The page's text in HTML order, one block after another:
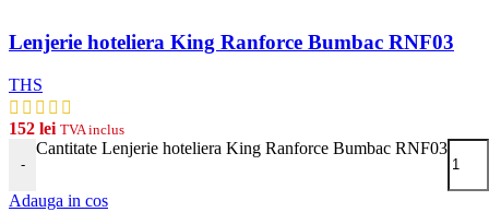
Lenjerie hoteliera King Ranforce Bumbac RNF03
THS
152 lei TVA inclus
-
Cantitate Lenjerie hoteliera King Ranforce Bumbac RNF03
Adauga in cos